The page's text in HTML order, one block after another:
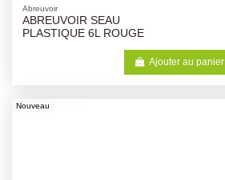
Abreuvoir
ABREUVOIR SEAU
PLASTIQUE 6L ROUGE
Ajouter au panier
Nouveau